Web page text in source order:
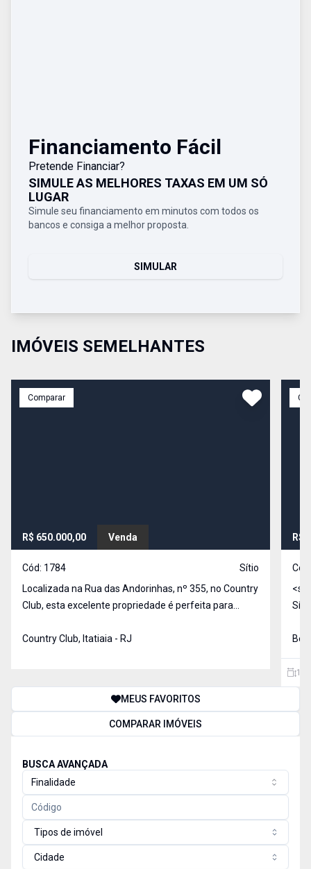
Financiamento Fácil
Pretende Financiar?
SIMULE AS MELHORES TAXAS EM UM SÓ
LUGAR
Simule seu financiamento em minutos com todos os
bancos e consiga a melhor proposta.
SIMULAR
IMÓVEIS SEMELHANTES
Comparar
R$ 650.000,00 Venda
Cód: 1784
Sítio
Localizada na Rua das Andorinhas, nº 355, no Country
Club, esta excelente propriedade é perfeita para
descanso e confraternizações. O imóvel conta com
Country Club, Itatiaia - RJ
R$
MEUS FAVORITOS
COMPARAR IMÓVEIS
BUSCA AVANÇADA
Finalidade
Tipos de imóvel
Cidade